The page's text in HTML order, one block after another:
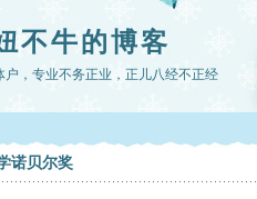
不牛的博客
户，专业不务正业，正儿八经不正经
诺贝尔奖